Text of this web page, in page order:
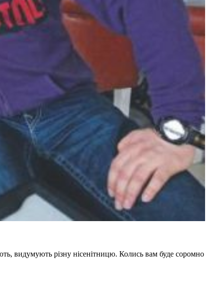
видумують різну нісенітницю. Колись вам буде соромно